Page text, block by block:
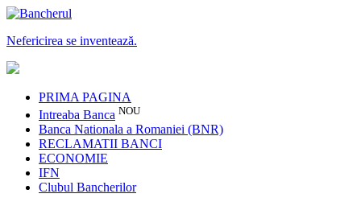
Nefericirea se inventează.
PRIMA PAGINA
Intreaba Banca NOU
Banca Nationala a Romaniei (BNR)
RECLAMATII BANCI
ECONOMIE
IFN
Clubul Bancherilor